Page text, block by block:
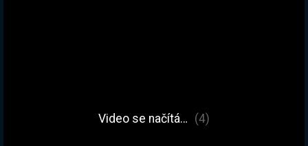
Video se načítá… (4)